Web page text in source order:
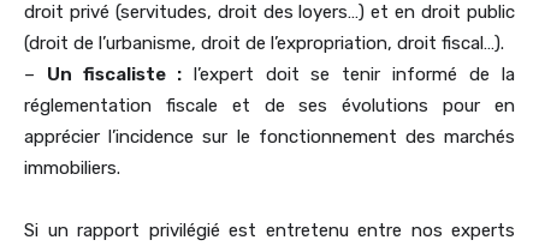
droit privé (servitudes, droit des loyers…) et en droit public
(droit de l’urbanisme, droit de l’expropriation, droit fiscal…).
– Un fiscaliste :l’expert doit se tenir informé de la
réglementation fiscale et de ses évolutions pour en
apprécier l’incidence sur le fonctionnement des marchés
immobiliers.
Si un rapport privilégié est entretenu entre nos experts